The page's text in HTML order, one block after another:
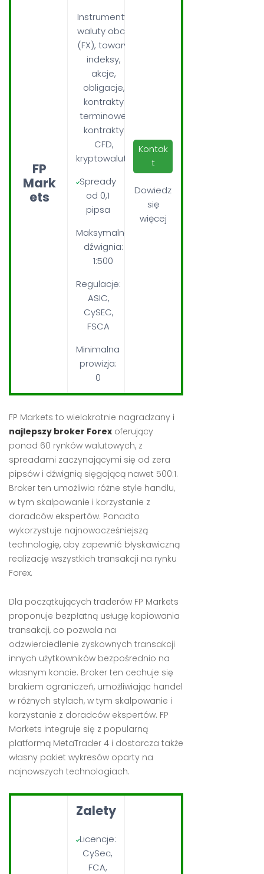
FP
Mark
ets
Instrumenty:
waluty obce
(FX), towary,
indeksy,
akcje,
obligacje,
kontrakty
terminowe,
kontrakty
CFD,
kryptowaluty
Spready
od 0,1
pipsa
Maksymalna
dźwignia:
1:500
Regulacje:
ASIC,
CySEC,
FSCA
Minimalna
prowizja:
0
Kontak
t
Dowiedz
się
więcej
FP Markets to wielokrotnie nagradzany i
najlepszy broker Forex oferujący
ponad 60 rynków walutowych, z
spreadami zaczynającymi się od zera
pipsów i dźwignią sięgającą nawet 500:1.
Broker ten umożliwia różne style handlu,
w tym skalpowanie i korzystanie z
doradców ekspertów. Ponadto
wykorzystuje najnowocześniejszą
technologię, aby zapewnić błyskawiczną
realizację wszystkich transakcji na rynku
Forex.
Dla początkujących traderów FP Markets
proponuje bezpłatną usługę kopiowania
transakcji, co pozwala na
odzwierciedlenie zyskownych transakcji
innych użytkowników bezpośrednio na
własnym koncie. Broker ten cechuje się
brakiem ograniczeń, umożliwiając handel
w różnych stylach, w tym skalpowanie i
korzystanie z doradców ekspertów. FP
Markets integruje się z popularną
platformą MetaTrader 4 i dostarcza także
własny pakiet wykresów oparty na
najnowszych technologiach.
Zalety
Licencje:
CySec,
FCA,